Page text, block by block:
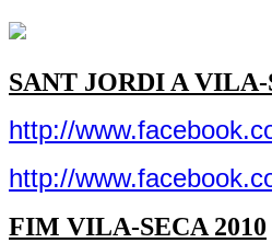
SANT JORDI A VILA-
http://
http://
FIM VILA-SECA 2010